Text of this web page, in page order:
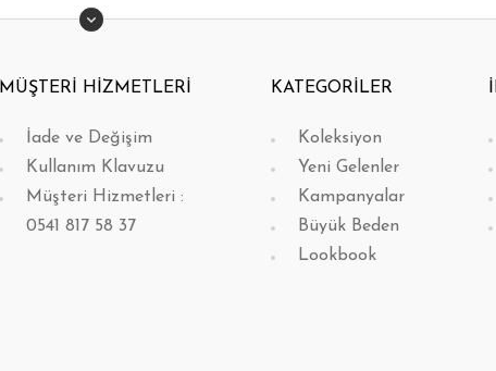
MÜŞTERİ HİZMETLERİ
İade ve Değişim
Kullanım Klavuzu
Müşteri Hizmetleri :
0541 817 58 37
KATEGORİLER
Koleksiyon
Yeni Gelenler
Kampanyalar
Büyük Beden
Lookbook